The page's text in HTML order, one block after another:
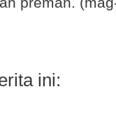
ini: